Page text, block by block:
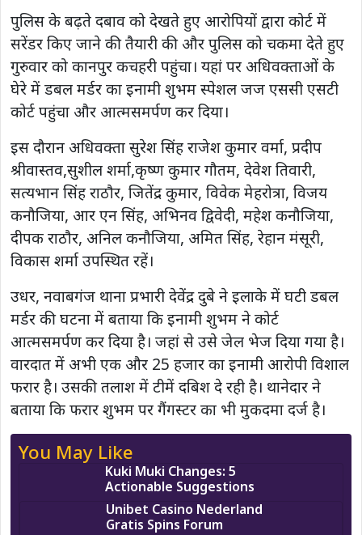
पुलिस के बढ़ते दबाव को देखते हुए आरोपियों द्वारा कोर्ट में
सरेंडर किए जाने की तैयारी की और पुलिस को चकमा देते हुए
गुरुवार को कानपुर कचहरी पहुंचा। यहां पर अधिवक्ताओं के
घेरे में डबल मर्डर का इनामी शुभम स्पेशल जज एससी एसटी
कोर्ट पहुंचा और आत्मसमर्पण कर दिया।
इस दौरान अधिवक्ता सुरेश सिंह राजेश कुमार वर्मा, प्रदीप
श्रीवास्तव,सुशील शर्मा,कृष्ण कुमार गौतम, देवेश तिवारी,
सत्यभान सिंह राठौर, जितेंद्र कुमार, विवेक मेहरोत्रा, विजय
कनौजिया, आर एन सिंह, अभिनव द्विवेदी, महेश कनौजिया,
दीपक राठौर, अनिल कनौजिया, अमित सिंह, रेहान मंसूरी,
विकास शर्मा उपस्थित रहें।
उधर, नवाबगंज थाना प्रभारी देवेंद्र दुबे ने इलाके में घटी डबल
मर्डर की घटना में बताया कि इनामी शुभम ने कोर्ट
आत्मसमर्पण कर दिया है। जहां से उसे जेल भेज दिया गया है।
वारदात में अभी एक और 25 हजार का इनामी आरोपी विशाल
फरार है। उसकी तलाश में टीमें दबिश दे रही है। थानेदार ने
बताया कि फरार शुभम पर गैंगस्टर का भी मुकदमा दर्ज है।
You May Like
Kuki Muki Changes: 5
Actionable Suggestions
Unibet Casino Nederland
Gratis Spins Forum